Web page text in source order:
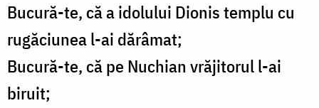
Bucură-te, că a idolului Dionis templu cu
rugăciunea l-ai dărâmat;
Bucură-te, că pe Nuchian vrăjitorul l-ai
biruit;